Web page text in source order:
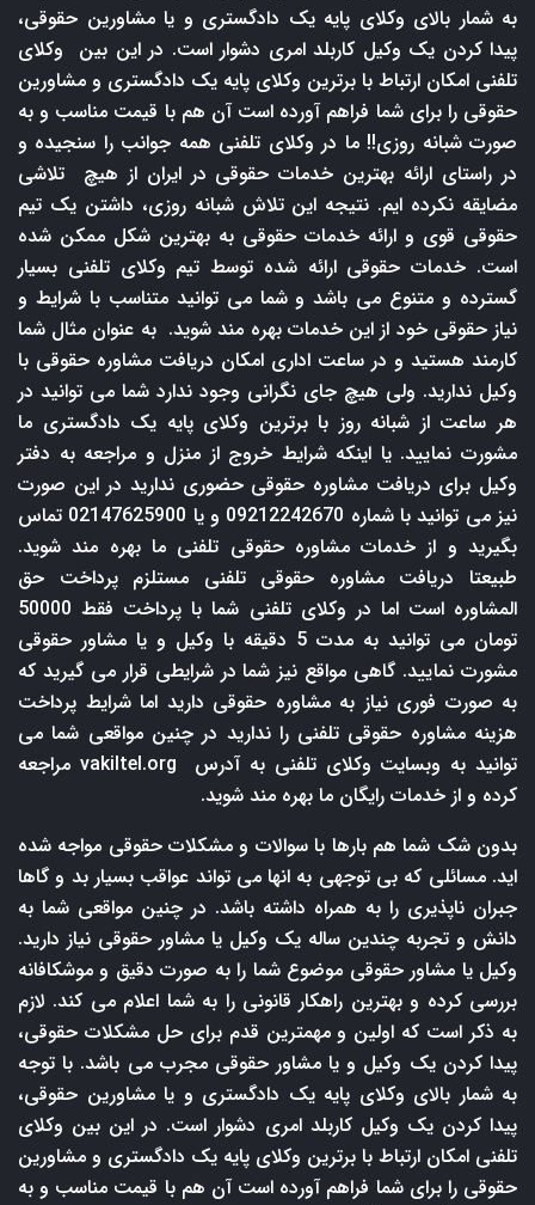
به شمار بالای وکلای پایه یک دادگستری و یا مشاورین حقوقی،
پیدا کردن یک وکیل کاربلد امری دشوار است. در این بین وکلای
تلفنی امکان ارتباط با برترین وکلای پایه یک دادگستری و مشاورین
حقوقی را برای شما فراهم آورده است آن هم با قیمت مناسب و به
صورت شبانه روزی!! ما در وکلای تلفنی همه جوانب را سنجیده و
در راستای ارائه بهترین خدمات حقوقی در ایران از هیچ تلاشی
مضایقه نکرده ایم. نتیجه این تلاش شبانه روزی، داشتن یک تیم
حقوقی قوی و ارائه خدمات حقوقی به بهترین شکل ممکن شده
است. خدمات حقوقی ارائه شده توسط تیم وکلای تلفنی بسیار
گسترده و متنوع می باشد و شما می توانید متناسب با شرایط و
نیاز حقوقی خود از این خدمات بهره مند شوید. به عنوان مثال شما
کارمند هستید و در ساعت اداری امکان دریافت مشاوره حقوقی با
وکیل ندارید. ولی هیچ جای نگرانی وجود ندارد شما می توانید در
هر ساعت از شبانه روز با برترین وکلای پایه یک دادگستری ما
مشورت نمایید. یا اینکه شرایط خروج از منزل و مراجعه به دفتر
وکیل برای دریافت مشاوره حقوقی حضوری ندارید در این صورت
نیز می توانید با شماره 09212242670 و یا 02147625900 تماس
بگیرید و از خدمات مشاوره حقوقی تلفنی ما بهره مند شوید.
طبیعتا دریافت مشاوره حقوقی تلفنی مستلزم پرداخت حق
المشاوره است اما در وکلای تلفنی شما با پرداخت فقط 50000
تومان می توانید به مدت 5 دقیقه با وکیل و یا مشاور حقوقی
مشورت نمایید. گاهی مواقع نیز شما در شرایطی قرار می گیرید که
به صورت فوری نیاز به مشاوره حقوقی دارید اما شرایط پرداخت
هزینه مشاوره حقوقی تلفنی را ندارید در چنین مواقعی شما می
توانید به وبسایت وکلای تلفنی به آدرس
vakiltel.org مراجعه
کرده و از خدمات رایگان ما بهره مند شوید.
بدون شک شما هم بارها با سوالات و مشکلات حقوقی مواجه شده
اید. مسائلی که بی توجهی به انها می تواند عواقب بسیار بد و گاها
جبران ناپذیری را به همراه داشته باشد. در چنین مواقعی شما به
دانش و تجربه چندین ساله یک وکیل یا مشاور حقوقی نیاز دارید.
وکیل یا مشاور حقوقی موضوع شما را به صورت دقیق و موشکافانه
بررسی کرده و بهترین راهکار قانونی را به شما اعلام می کند. لازم
به ذکر است که اولین و مهمترین قدم برای حل مشکلات حقوقی،
پیدا کردن یک وکیل و یا مشاور حقوقی مجرب می باشد. با توجه
به شمار بالای وکلای پایه یک دادگستری و یا مشاورین حقوقی،
پیدا کردن یک وکیل کاربلد امری دشوار است. در این بین وکلای
تلفنی امکان ارتباط با برترین وکلای پایه یک دادگستری و مشاورین
حقوقی را برای شما فراهم آورده است آن هم با قیمت مناسب و به